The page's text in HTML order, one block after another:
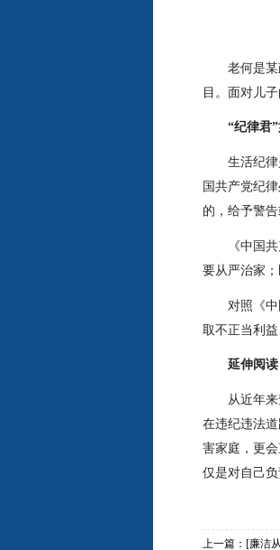
老何是
目。面对儿
“纪律君
生活纪
国共产党纪
的，给予警
《中国
要从严治家
对照《
取不正当利
延伸阅读
从近年
在违纪违法
害家庭，更
仅是对自己
上一篇： [廉洁